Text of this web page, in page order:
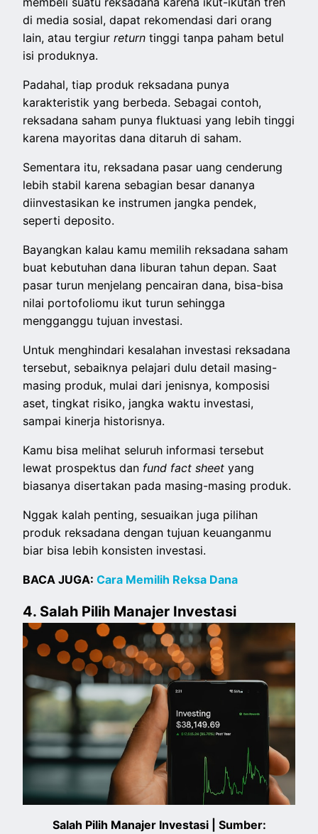
di media sosial, dapat rekomendasi dari orang
lain, atau tergiurreturntinggi tanpa paham betul
isi produknya.
Padahal, tiap produk reksadana punya
karakteristik yang berbeda. Sebagai contoh,
reksadana saham punya fluktuasi yang lebih tinggi
karena mayoritas dana ditaruh di saham.
Sementara itu, reksadana pasar uang cenderung
lebih stabil karena sebagian besar dananya
diinvestasikan ke instrumen jangka pendek,
seperti deposito.
Bayangkan kalau kamu memilih reksadana saham
buat kebutuhan dana liburan tahun depan. Saat
pasar turun menjelang pencairan dana, bisa-bisa
nilai portofoliomu ikut turun sehingga
mengganggu tujuan investasi.
Untuk menghindari kesalahan investasi reksadana
tersebut, sebaiknya pelajari dulu detail masing-
masing produk, mulai dari jenisnya, komposisi
aset, tingkat risiko, jangka waktu investasi,
sampai kinerja historisnya.
Kamu bisa melihat seluruh informasi tersebut
lewat prospektus dan fund fact sheetyang
biasanya disertakan pada masing-masing produk.
Nggak kalah penting, sesuaikan juga pilihan
produk reksadana dengan tujuan keuanganmu
biar bisa lebih konsisten investasi.
BACA JUGA:Cara Memilih Reksa Dana
4. Salah Pilih Manajer Investasi
Salah Pilih Manajer Investasi | Sumber: